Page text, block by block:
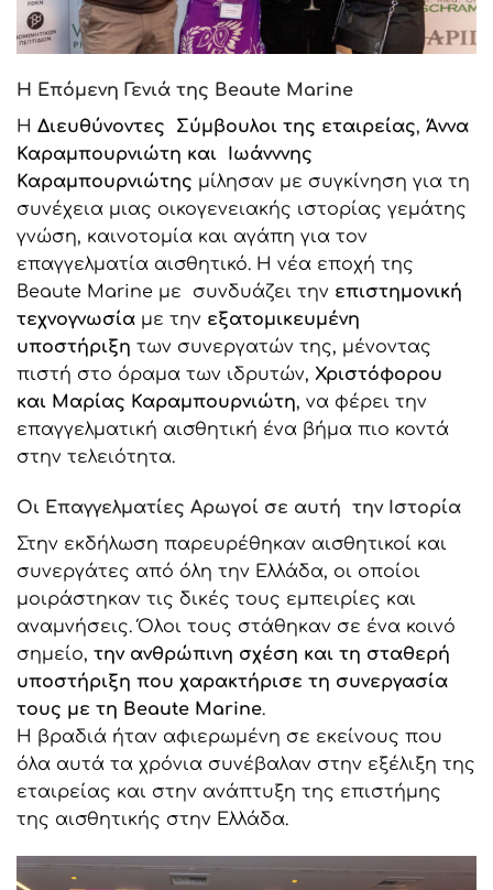
Η Επόμενη Γενιά της Beaute Marine
Η Διευθύνοντες Σύμβουλοι της εταιρείας, Άννα
Καραμπουρνιώτη και Ιωάνννης
Καραμπουρνιώτης μίλησαν με συγκίνηση για τη
συνέχεια μιας οικογενειακής ιστορίας γεμάτης
γνώση, καινοτομία και αγάπη για τον
επαγγελματία αισθητικό. Η νέα εποχή της
Beaute Marine με συνδυάζει την επιστημονική
τεχνογνωσία με την εξατομικευμένη
υποστήριξη των συνεργατών της, μένοντας
πιστή στο όραμα των ιδρυτών, Χριστόφορου
και Μαρίας Καραμπουρνιώτη, να φέρει την
επαγγελματική αισθητική ένα βήμα πιο κοντά
στην τελειότητα.
Οι Επαγγελματίες Αρωγοί σε αυτή την Ιστορία
Στην εκδήλωση παρευρέθηκαν αισθητικοί και
συνεργάτες από όλη την Ελλάδα, οι οποίοι
μοιράστηκαν τις δικές τους εμπειρίες και
αναμνήσεις. Όλοι τους στάθηκαν σε ένα κοινό
σημείο, την ανθρώπινη σχέση και τη σταθερή
υποστήριξη που χαρακτήρισε τη συνεργασία
τους με τη Beaute Marine.
Η βραδιά ήταν αφιερωμένη σε εκείνους που
όλα αυτά τα χρόνια συνέβαλαν στην εξέλιξη της
εταιρείας και στην ανάπτυξη της επιστήμης
της αισθητικής στην Ελλάδα.